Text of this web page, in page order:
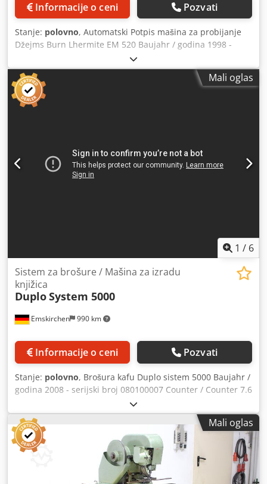
Informacije o ceni Pozvati
Stanje: polovno, Automatski Potpis mašina za probijanje
Džejms Burn Lhermite EM 520 Baujahr / godina 1998 -
serijski broj 211661 format Einlaufbreite / veličina Infeed
širina 520mm Materijaldicke / Debljina maks. 3mm (32
stranice - 80 gr) Brzina maks. 10,000cicles/h Papierstärke /
Debljina papira 70 do 300 gr. Džejms Burn Lhermite
EM520 je automatski potpis mašina za probijanje. Može se
video inspekcija od strane VhatsApp-a - MS Zoom -
Telegram Na lageru Emskirchen / Nürnberg - Dostupno
odmah - Može se testirati Csdpfx Aowtidfop Ajrf
Mali oglas
1 / 6
Emskirchen 990 km
Sistem za brošure / Mašina za izradu
knjižica
DuploSystem 5000
Informacije o ceni Pozvati
Stanje: polovno, Brošura kafu Duplo sistem 5000 Baujahr /
godina 2008 - serijski broj 080100007 Counter / Counter 7.6
fold šivenje Booklet Maker se sastoji od:
Zusammentragmaschine / Air Suction Collator DC-10/60 - 2
k 10 stanica Feeder Format / veličina min.120mm k 148mm
- maks. 350mm k 500mm Crsdpfx Apoxdfble Ajf Gramatura
/ Težina papira 40-300g / m2 Stapelhohe / Visina uvlačenja
stanica KSNUMKSmm Brzina maks. 5.000 proizvoda / h
Brošura kafu DBM 500 Heften-Falzen / šivenje-savijanje
Mali oglas